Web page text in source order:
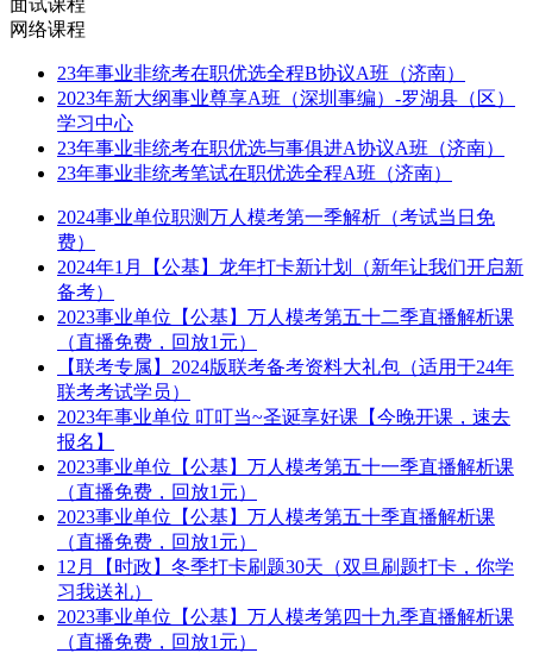
面试课程
网络课程
23年事业非统考在职优选全程B协议A班（济南）
2023年新大纲事业尊享A班（深圳事编）-罗湖县（区）
学习中心
23年事业非统考在职优选与事俱进A协议A班（济南）
23年事业非统考笔试在职优选全程A班（济南）
2024事业单位职测万人模考第一季解析（考试当日免
费）
2024年1月【公基】龙年打卡新计划（新年让我们开启新
备考）
2023事业单位【公基】万人模考第五十二季直播解析课
（直播免费，回放1元）
【联考专属】2024版联考备考资料大礼包（适用于24年
联考考试学员）
2023年事业单位 叮叮当~圣诞享好课【今晚开课，速去
报名】
2023事业单位【公基】万人模考第五十一季直播解析课
（直播免费，回放1元）
2023事业单位【公基】万人模考第五十季直播解析课
（直播免费，回放1元）
12月【时政】冬季打卡刷题30天（双旦刷题打卡，你学
习我送礼）
2023事业单位【公基】万人模考第四十九季直播解析课
（直播免费，回放1元）